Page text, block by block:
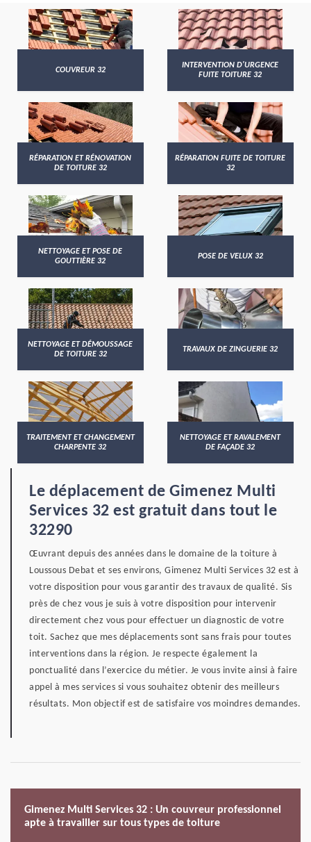
COUVREUR 32
INTERVENTION D'URGENCE
FUITE TOITURE 32
RÉPARATION ET RÉNOVATION
DE TOITURE 32
RÉPARATION FUITE DE TOITURE
32
NETTOYAGE ET POSE DE
GOUTTIÈRE 32
POSE DE VELUX 32
NETTOYAGE ET DÉMOUSSAGE
DE TOITURE 32
TRAVAUX DE ZINGUERIE 32
TRAITEMENT ET CHANGEMENT
CHARPENTE 32
NETTOYAGE ET RAVALEMENT
DE FAÇADE 32
Le déplacement de Gimenez Multi
Services 32 est gratuit dans tout le
32290
Œuvrant depuis des années dans le domaine de la toiture à
Loussous Debat et ses environs, Gimenez Multi Services 32 est à
votre disposition pour vous garantir des travaux de qualité. Sis
près de chez vous je suis à votre disposition pour intervenir
directement chez vous pour effectuer un diagnostic de votre
toit. Sachez que mes déplacements sont sans frais pour toutes
interventions dans la région. Je respecte également la
ponctualité dans l’exercice du métier. Je vous invite ainsi à faire
appel à mes services si vous souhaitez obtenir des meilleurs
résultats. Mon objectif est de satisfaire vos moindres demandes.
Gimenez Multi Services 32 : Un couvreur professionnel
apte à travailler sur tous types de toiture